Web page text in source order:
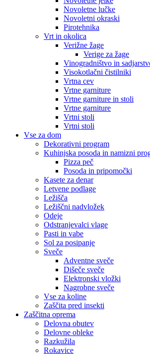
Novoletne lučke
Novoletni okraski
Pirotehnika
Vrt in okolica
Verižne žage
Verige za žage
Vinogradništvo in
Visokotlačni čistilniki
Vrtna cev
Vrtne garniture
Vrtne garniture in stoli
Vrtne garniture
Vrtni stoli
Vrtni stoli
Vse za dom
Dekorativni program
Kuhinjska posoda in namizni
Pizza peč
Posoda in pripomočki
Kasete za denar
Letvene podlage
Ležišča
Ležiščni nadvložek
Odeje
Odstranjevalci vlage
Pasti in vabe
Sol za posipanje
Sveče
Adventne sveče
Dišeče sveče
Elektronski vložki
Nagrobne sveče
Vse za koline
Zaščita pred insekti
Zaščitna oprema
Delovna obutev
Delovne obleke
Razkužila
Rokavice